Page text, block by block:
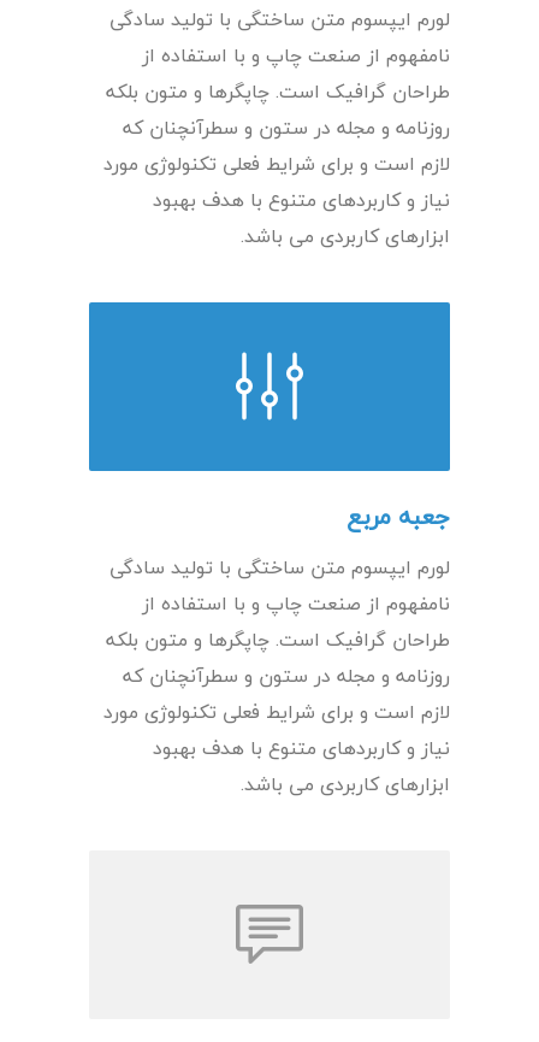
لورم ایپسوم متن ساختگی با تولید سادگی
نامفهوم از صنعت چاپ و با استفاده از
طراحان گرافیک است. چاپگرها و متون بلکه
روزنامه و مجله در ستون و سطرآنچنان که
لازم است و برای شرایط فعلی تکنولوژی مورد
نیاز و کاربردهای متنوع با هدف بهبود
ابزارهای کاربردی می باشد.
جعبه مربع
لورم ایپسوم متن ساختگی با تولید سادگی
نامفهوم از صنعت چاپ و با استفاده از
طراحان گرافیک است. چاپگرها و متون بلکه
روزنامه و مجله در ستون و سطرآنچنان که
لازم است و برای شرایط فعلی تکنولوژی مورد
نیاز و کاربردهای متنوع با هدف بهبود
ابزارهای کاربردی می باشد.